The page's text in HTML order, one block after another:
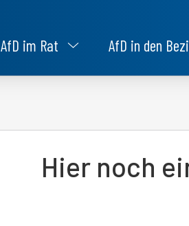
AfD im Rat AfD in den
Hier noch